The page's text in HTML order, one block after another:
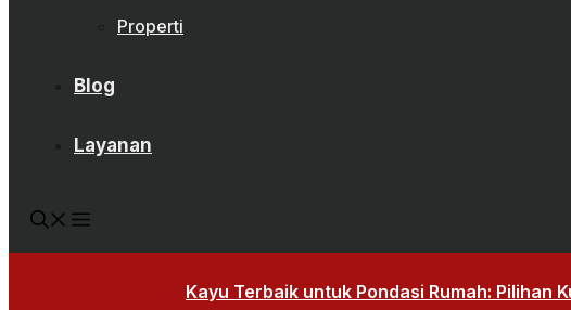
Properti
Blog
Layanan
Kayu Terbaik untuk Pondasi Rumah: Pilihan